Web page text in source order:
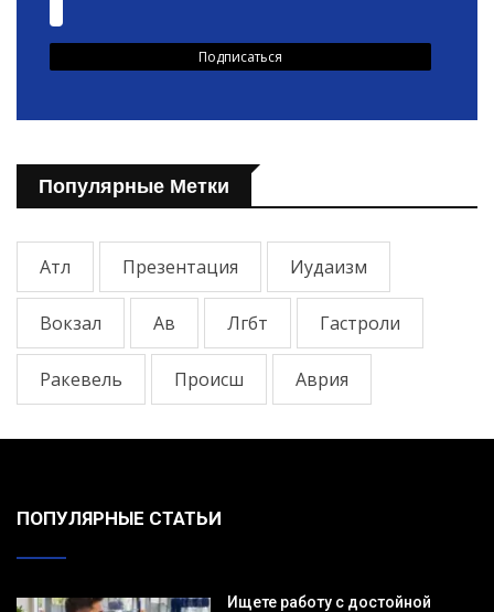
Популярные Метки
Атл Презентация Иудаизм
Вокзал Ав Лгбт Гастроли
Ракевель Происш Аврия
ПОПУЛЯРНЫЕ СТАТЬИ
Ищете работу с достойной